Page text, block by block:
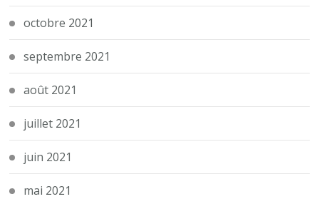
octobre 2021
septembre 2021
août 2021
juillet 2021
juin 2021
mai 2021